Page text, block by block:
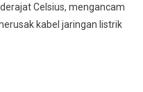
Celsius, mengancam
kabel jaringan listrik